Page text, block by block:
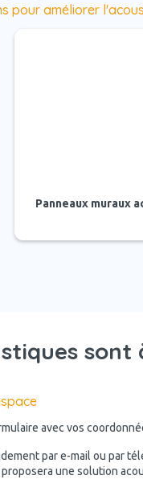
pour améliorer
Panneaux muraux
sont
avec vos
par e-mail ou par
une solution